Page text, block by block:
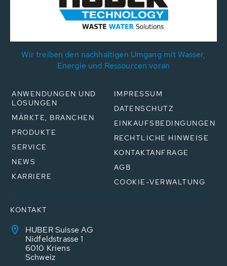
Wir treiben den nachhaltigen Umgang mit Wasser,
Energie und Ressourcen voran
ANWENDUNGEN UND
LÖSUNGEN
MÄRKTE, BRANCHEN
PRODUKTE
SERVICE
NEWS
KARRIERE
IMPRESSUM
DATENSCHUTZ
EINKAUFSBEDINGUNGEN
RECHTLICHE HINWEISE
KONTAKTANFRAGE
AGB
COOKIE-VERWALTUNG
KONTAKT
HUBER Suisse AG
Nidfeldstrasse 1
6010 Kriens
Schweiz